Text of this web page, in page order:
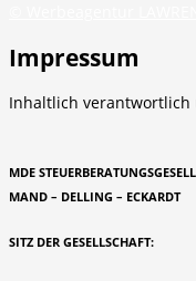
Impressum
Inhaltlich
MDE
MAND – DELLING – ECKARDT
SITZ DER GESELLSCHAFT: